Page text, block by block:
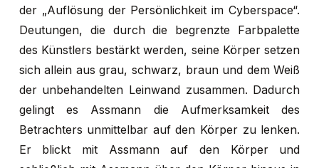
der „Auflösung der Persönlichkeit im Cyberspace“.
Deutungen, die durch die begrenzte Farbpalette
des Künstlers bestärkt werden, seine Körper setzen
sich allein aus grau, schwarz, braun und dem Weiß
der unbehandelten Leinwand zusammen. Dadurch
gelingt es Assmann die Aufmerksamkeit des
Betrachters unmittelbar auf den Körper zu lenken.
Er blickt mit Assmann auf den Körper und